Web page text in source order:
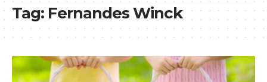
Tag: Fernandes Winck